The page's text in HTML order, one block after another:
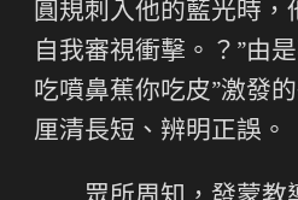
圓規刺入他的藍光時，
自我審視衝擊。？”由
吃噴鼻蕉你吃皮”激發
厘清長短、辨明正誤。